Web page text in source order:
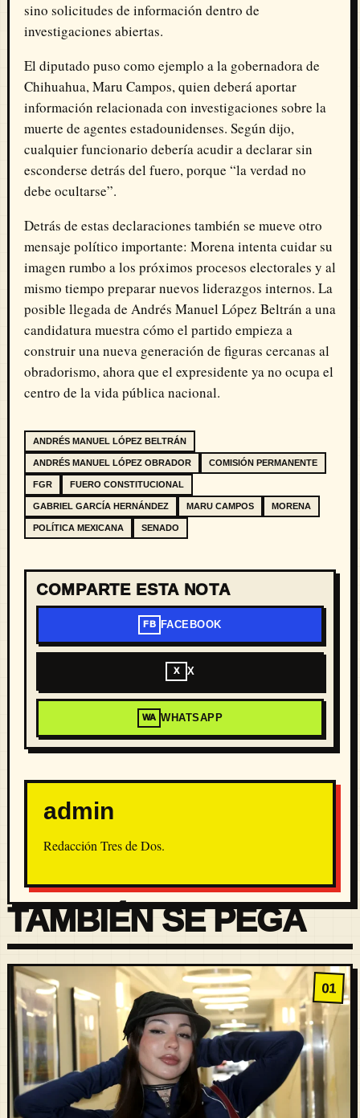
sino solicitudes de información dentro de
investigaciones abiertas.
El diputado puso como ejemplo a la gobernadora de
Chihuahua, Maru Campos, quien deberá aportar
información relacionada con investigaciones sobre la
muerte de agentes estadounidenses. Según dijo,
cualquier funcionario debería acudir a declarar sin
esconderse detrás del fuero, porque “la verdad no
debe ocultarse”.
Detrás de estas declaraciones también se mueve otro
mensaje político importante: Morena intenta cuidar su
imagen rumbo a los próximos procesos electorales y al
mismo tiempo preparar nuevos liderazgos internos. La
posible llegada de Andrés Manuel López Beltrán a una
candidatura muestra cómo el partido empieza a
construir una nueva generación de figuras cercanas al
obradorismo, ahora que el expresidente ya no ocupa el
centro de la vida pública nacional.
ANDRÉS MANUEL LÓPEZ BELTRÁN
ANDRÉS MANUEL LÓPEZ OBRADOR COMISIÓN PERMANENTE
FGR FUERO CONSTITUCIONAL
GABRIEL GARCÍA HERNÁNDEZ MARU CAMPOS MORENA
POLÍTICA MEXICANA SENADO
COMPARTE ESTA NOTA
FB FACEBOOK
X X
WA WHATSAPP
admin
Redacción Tres de Dos.
TAMBIÉN SE PEGA
01